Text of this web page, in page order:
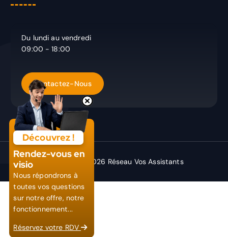
Découvrez !
Rendez-vous en
visio
Nous répondrons à
toutes vos questions
sur notre offre, notre
fonctionnement...
Réservez votre RDV
Du lundi au vendredi
09:00 - 18:00
Copyright © 2026 Réseau Vos Assistants